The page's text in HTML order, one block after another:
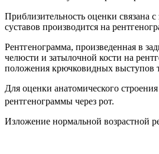
Приблизительность оценки связана
суставов производится на
Рентгенограмма, произведенная в
челюсти и затылочной кости на
положения крючковидных выступов
Для оценки анатомического
рентгенограммы через рот.
Изложение нормальной возрастной